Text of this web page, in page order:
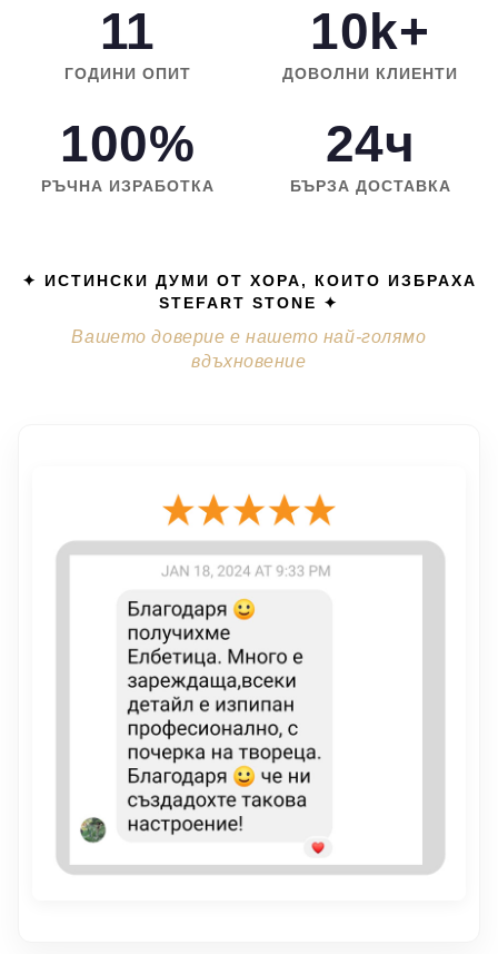
11
ГОДИНИ ОПИТ
10k+
ДОВОЛНИ КЛИЕНТИ
100%
РЪЧНА ИЗРАБОТКА
24ч
БЪРЗА ДОСТАВКА
✦ ИСТИНСКИ ДУМИ ОТ ХОРА, КОИТО ИЗБРАХА
STEFART STONE ✦
Вашето доверие е нашето най-голямо
вдъхновение